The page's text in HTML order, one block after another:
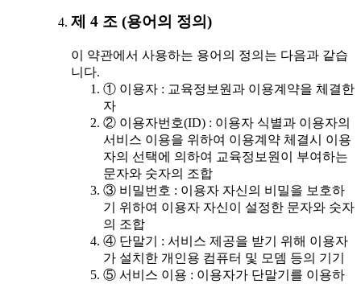
제 4 조 (용어의 정의)
이 약관에서 사용하는 용어의 정의는 다음과 같습
니다.
① 이용자 : 교육정보원과 이용계약을 체결한
자
② 이용자번호(ID) : 이용자 식별과 이용자의
서비스 이용을 위하여 이용계약 체결시 이용
자의 선택에 의하여 교육정보원이 부여하는
문자와 숫자의 조합
③ 비밀번호 : 이용자 자신의 비밀을 보호하
기 위하여 이용자 자신이 설정한 문자와 숫자
의 조합
④ 단말기 : 서비스 제공을 받기 위해 이용자
가 설치한 개인용 컴퓨터 및 모뎀 등의 기기
⑤ 서비스 이용 : 이용자가 단말기를 이용하